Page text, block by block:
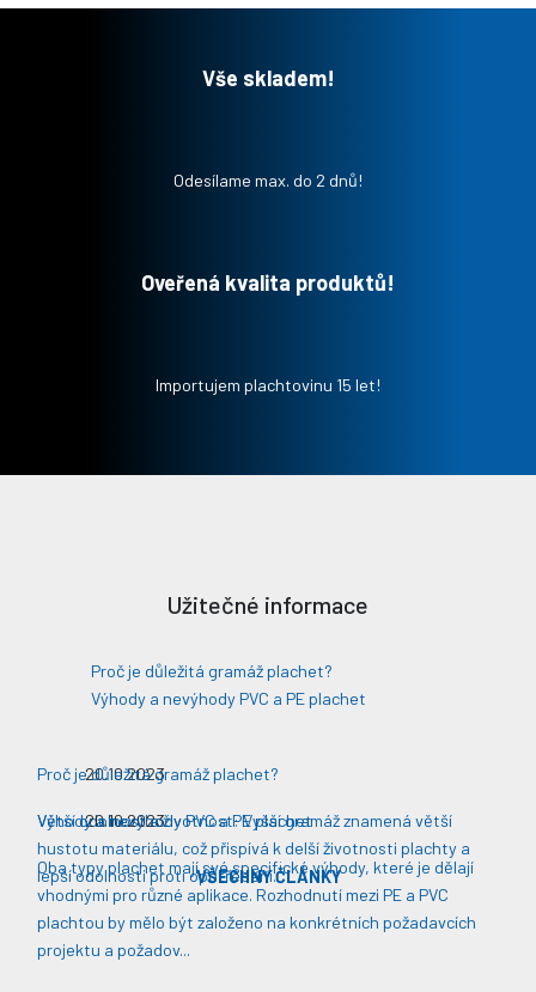
Vše skladem!
Odesílame max. do 2 dnů!
Oveřená kvalita produktů!
Importujem plachtovinu 15 let!
Užitečné informace
Proč je důležitá gramáž plachet?
Výhody a nevýhody PVC a PE plachet
Proč je důležitá gramáž plachet?
Větší odolnost a životnost: Vyšší gramáž znamená větší
hustotu materiálu, což přispívá k delší životnosti plachty a
lepší odolnosti proti opotřebení​​.
20.10.2023
Výhody a nevýhody PVC a PE plachet
Oba typy plachet mají své specifické výhody, které je dělají
vhodnými pro různé aplikace. Rozhodnutí mezi PE a PVC
plachtou by mělo být založeno na konkrétních požadavcích
projektu a požadov...
20.10.2023
VŠECHNY ČLÁNKY